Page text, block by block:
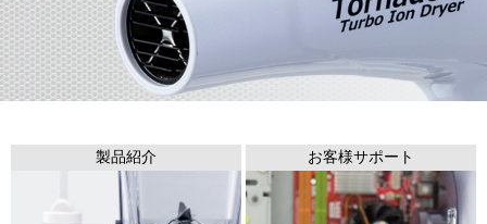
製品紹介 お客様サポート